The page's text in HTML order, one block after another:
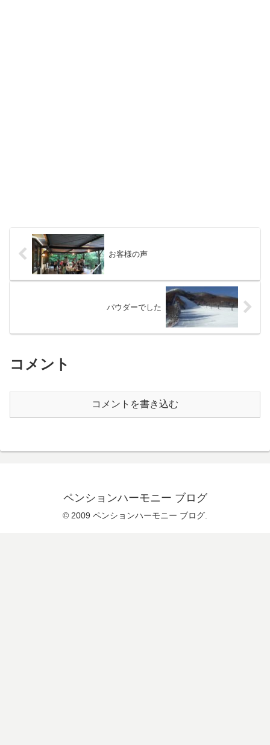
お客様の声
パウダーでした
コメント
コメントを書き込む
ペンションハーモニー ブログ
© 2009 ペンションハーモニー ブログ.